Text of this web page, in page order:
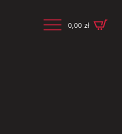
0,00 zł